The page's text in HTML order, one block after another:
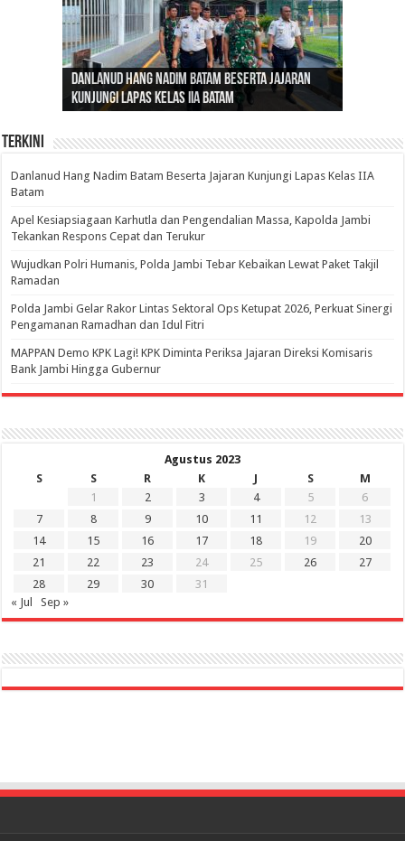
Danlanud Hang Nadim Batam Beserta Jajaran
Kunjungi Lapas Kelas IIA Batam
Silaturahmi dan Reses Komite I DPD RI di Polda
Jambi Bahas Sinergitas Penanganan Narkotika
Gubernur Al Haris: Lomba Cerdas Cermat Sarana
Edukasi Pembentukan Karakter Generasi
Penerus
Gubernur Al Haris Dorong Koperasi Merah Putih
Cepat Beroperasi Agar Bisa Layani Masyarakat
Penuhi Kebutuhannya
Sosok Fenomenal yang Menggetarkan
Nusantara: Ratu Wangsa, Wanita Berkelas
dengan Pengaruh Internasional
Terkini
Danlanud Hang Nadim Batam Beserta Jajaran Kunjungi Lapas Kelas IIA
Batam
Apel Kesiapsiagaan Karhutla dan Pengendalian Massa, Kapolda Jambi
Tekankan Respons Cepat dan Terukur
Wujudkan Polri Humanis, Polda Jambi Tebar Kebaikan Lewat Paket Takjil
Ramadan
Polda Jambi Gelar Rakor Lintas Sektoral Ops Ketupat 2026, Perkuat Sinergi
Pengamanan Ramadhan dan Idul Fitri
‎MAPPAN Demo KPK Lagi! KPK Diminta Periksa Jajaran Direksi Komisaris
Bank Jambi Hingga Gubernur ‎
Agustus 2023
S
S R K J S
M
1
2 3 4 5
6
7
8 9 10 11 12
13
14
15 16 17 18 19
20
21
22 23 24 25 26
27
28
29 30
31
« Jul
Sep »